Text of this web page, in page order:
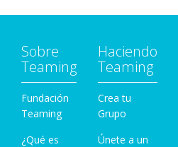
Sobre
Teaming
Fundación
Teaming
¿Qué es
Haciendo
Teaming
Crea tu
Grupo
Únete a un